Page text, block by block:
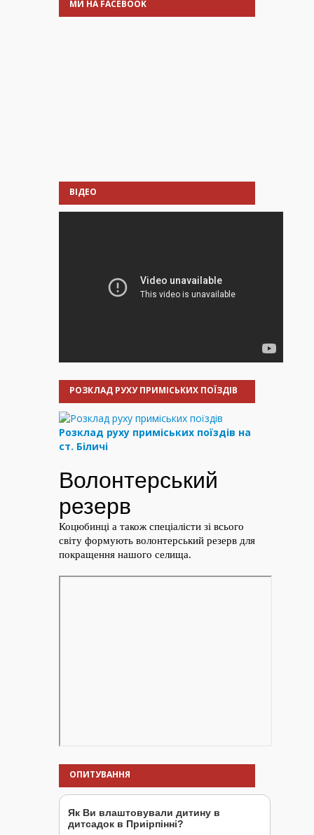
МИ НА FACEBOOK
ВІДЕО
РОЗКЛАД РУХУ ПРИМІСЬКИХ ПОЇЗДІВ
Розклад руху приміських поїздів на
ст. Біличі
ОПИТУВАННЯ
Як Ви влаштовували дитину в
дитсадок в Приірпінні?